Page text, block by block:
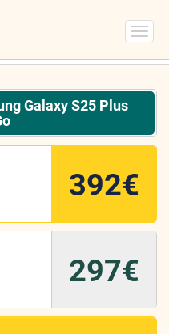
Galaxy S25 Plus
392€
297€